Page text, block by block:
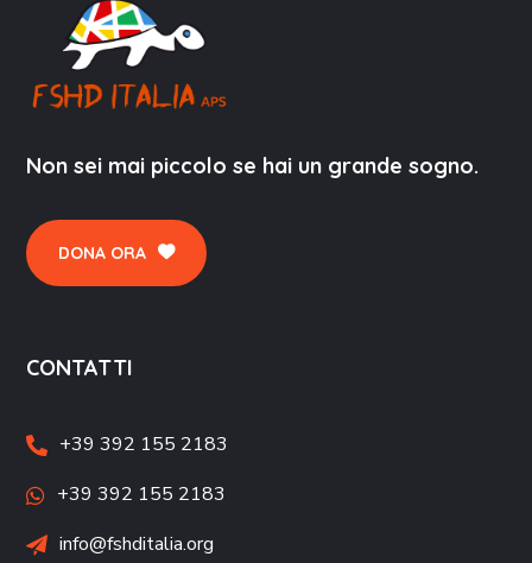
Non sei mai piccolo se hai un grande sogno.
DONA ORA
CONTATTI
+39 392 155 2183
+39 392 155 2183
info@fshditalia.org